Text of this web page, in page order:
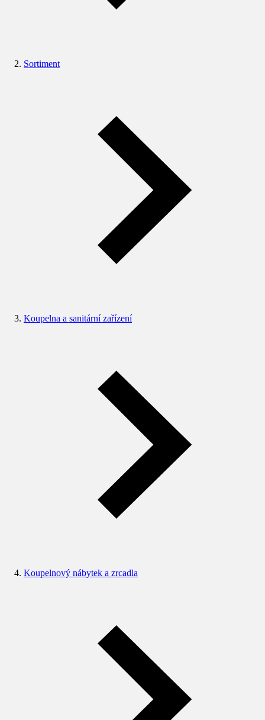
Sortiment
Koupelna a sanitární zařízení
Koupelnový nábytek a zrcadla